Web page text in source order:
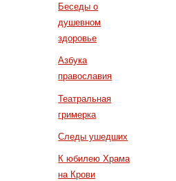
Беседы о
душевном
здоровье
Азбука
православия
Театральная
гримерка
Следы ушедших
К юбилею Храма
на Крови